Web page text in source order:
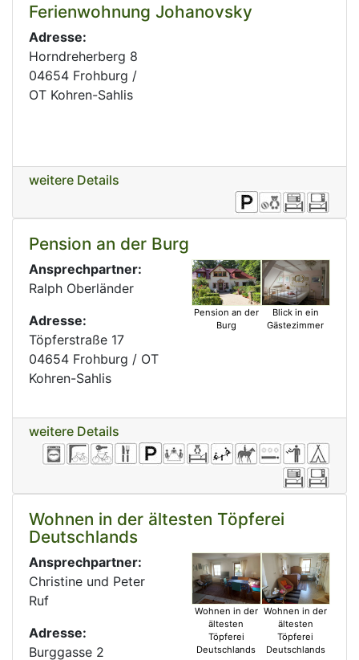
Ferienwohnung Johanovsky
Adresse:
Horndreherberg 8
04654 Frohburg /
OT Kohren-Sahlis
weitere Details
Pension an der Burg
Ansprechpartner:
Ralph Oberländer
Adresse:
Töpferstraße 17
04654 Frohburg / OT
Kohren-Sahlis
Pension an der
Burg
Blick in ein
Gästezimmer
weitere Details
Wohnen in der ältesten Töpferei
Deutschlands
Ansprechpartner:
Christine und Peter
Ruf
Adresse:
Burggasse 2
Wohnen in der
ältesten
Töpferei
Deutschlands
Wohnen in der
ältesten
Töpferei
Deutschlands